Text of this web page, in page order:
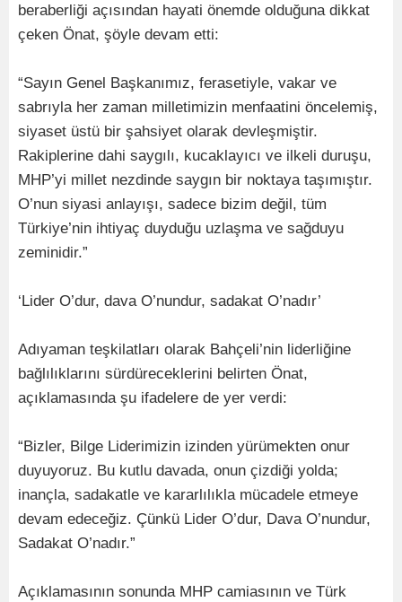
beraberliği açısından hayati önemde olduğuna dikkat
çeken Önat, şöyle devam etti:
“Sayın Genel Başkanımız, ferasetiyle, vakar ve
sabrıyla her zaman milletimizin menfaatini öncelemiş,
siyaset üstü bir şahsiyet olarak devleşmiştir.
Rakiplerine dahi saygılı, kucaklayıcı ve ilkeli duruşu,
MHP’yi millet nezdinde saygın bir noktaya taşımıştır.
O’nun siyasi anlayışı, sadece bizim değil, tüm
Türkiye’nin ihtiyaç duyduğu uzlaşma ve sağduyu
zeminidir.”
‘Lider O’dur, dava O’nundur, sadakat O’nadır’
Adıyaman teşkilatları olarak Bahçeli’nin liderliğine
bağlılıklarını sürdüreceklerini belirten Önat,
açıklamasında şu ifadelere de yer verdi:
“Bizler, Bilge Liderimizin izinden yürümekten onur
duyuyoruz. Bu kutlu davada, onun çizdiği yolda;
inançla, sadakatle ve kararlılıkla mücadele etmeye
devam edeceğiz. Çünkü Lider O’dur, Dava O’nundur,
Sadakat O’nadır.”
Açıklamasının sonunda MHP camiasının ve Türk